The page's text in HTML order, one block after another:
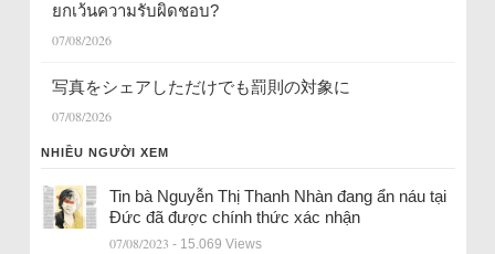
ยกเว้นความรับผิดชอบ?
07/08/2026
写真をシェアしただけでも罰則の対象に
07/08/2026
NHIỀU NGƯỜI XEM
Tin bà Nguyễn Thị Thanh Nhàn đang ẩn náu tại
Đức đã được chính thức xác nhận
07/08/2023 - 15.069 Views